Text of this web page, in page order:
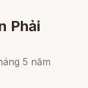
Phải
5 năm